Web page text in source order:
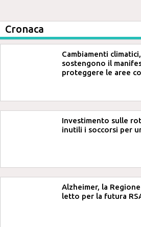
Cronaca
Cambiamenti
sostengono il
proteggere le aree
Investimento sulle
inutili i soccorsi per
Alzheimer, la
letto per la futura